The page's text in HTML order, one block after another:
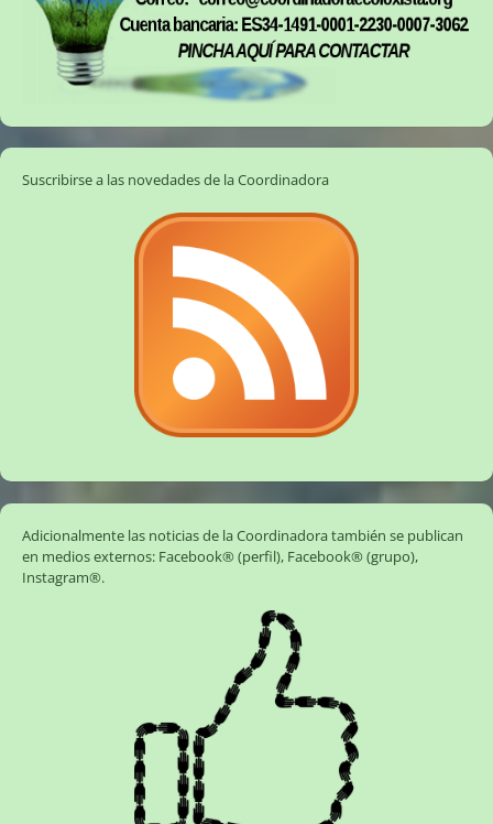
Suscribirse a las novedades de la Coordinadora
Adicionalmente las noticias de la Coordinadora también se publican
en medios externos: Facebook® (perfil), Facebook® (grupo),
Instagram®.